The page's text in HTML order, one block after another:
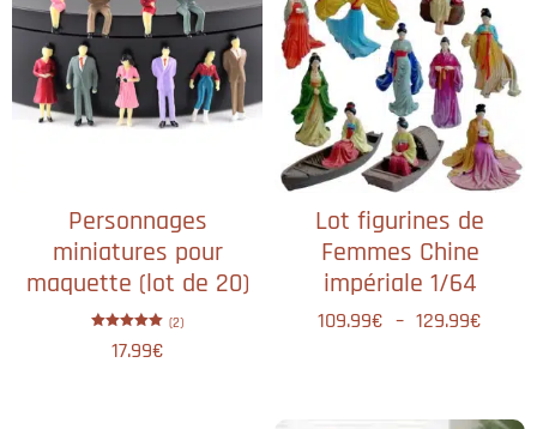
Personnages
miniatures pour
maquette (lot de 20)
5.00
(2)
17.99€
Lot figurines de
Femmes Chine
impériale 1/64
109.99€ – 129.99€